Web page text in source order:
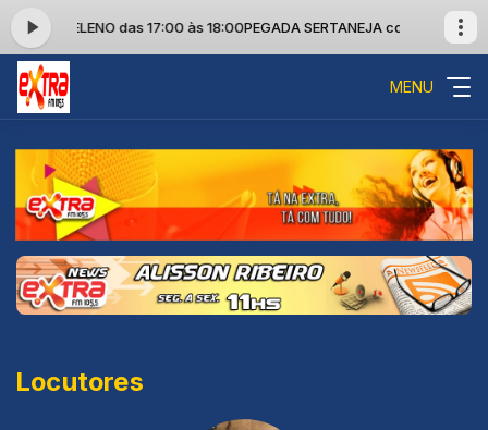
HELENO das 17:00 às 18:00PEGADA SERTANEJA com MARCIO
MENU
Locutores